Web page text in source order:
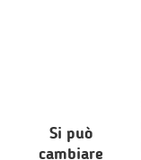
Si può
cambiare